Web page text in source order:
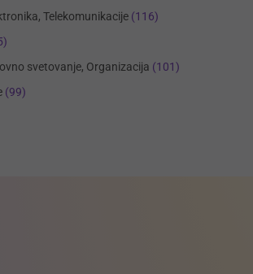
Telekomunikacije (116)
svetovanje, Organizacija (101)
(99)